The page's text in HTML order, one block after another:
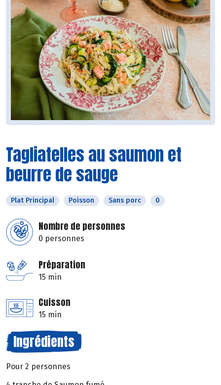
Tagliatelles au saumon et
beurre de sauge
Plat Principal Poisson Sans porc 0
Nombre de personnes
0 personnes
Préparation
15 min
Cuisson
15 min
Ingrédients
Pour 2 personnes